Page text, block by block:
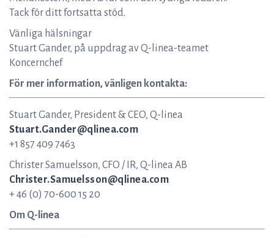
Tack för ditt fortsatta stöd.
Vänliga hälsningar
Stuart Gander, på uppdrag av Q-linea-teamet
Koncernchef
För mer information, vänligen kontakta:
Stuart Gander, President & CEO, Q-linea
Stuart.Gander@qlinea.com
+1 857 409 7463
Christer Samuelsson, CFO / IR, Q-linea AB
Christer.Samuelsson@qlinea.com
+ 46 (0) 70-600 15 20
Om Q-linea